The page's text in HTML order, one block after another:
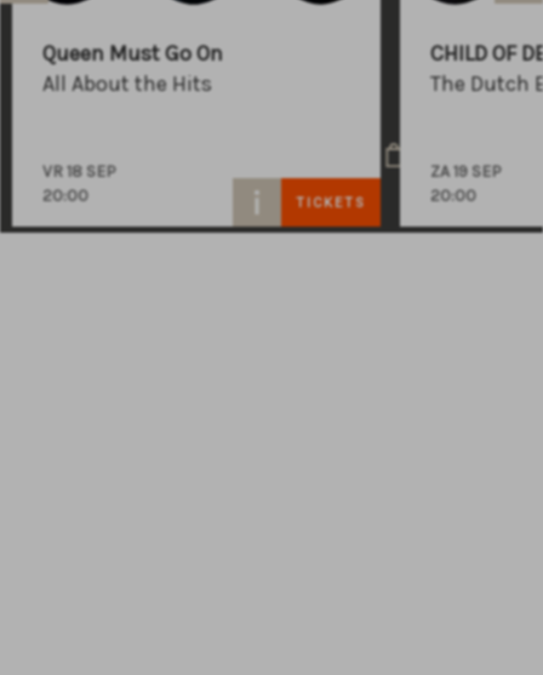
Queen Must Go On
All About the Hits
VR 18 SEP
20:00
TICKETS
CHILD OF
The Dutch
ZA 19 SEP
20:00
+31 (0)591 - 850 856
info@atlastheater.nl